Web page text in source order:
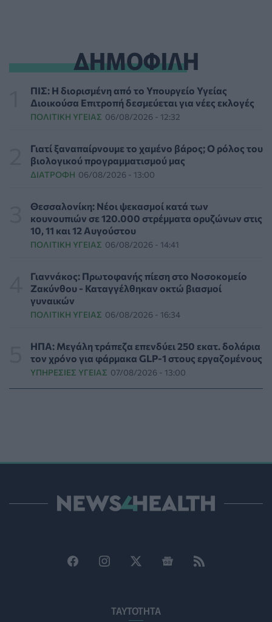
Τι μπορεί να μας διδάξει η νέα ταινία του Spider-Man
για την απώλεια και το πένθος
ΨΥΧΙΚΉ ΥΓΕΊΑ 07/08/2026 - 18:11
την ενίσχυση της βιοασφάλειας από το ΥΠΑΑΤ
ΕΠΙΚΑΙΡΌΤΗΤΑ 07/08/2026 - 17:42
και στα φάρμακα
ΥΓΕΊΑ 07/08/2026 - 17:17
Πέθανε στα 26 της η influencer Σίντνεϊ Τάουλ που
καρκίνο
ΕΠΙΚΑΙΡΌΤΗΤΑ 07/08/2026 - 16:41
Απώλεια βάρους: Οι τρεις παράγοντες που κρίνουν το
ΔΙΑΤΡΟΦΉ 07/08/2026 - 16:16
Ο ΙΣΑ συνιστά τη λήψη σχολαστικών μέτρων ατομικής
προστασίας από τον ιό του Δυτικού Νείλου
ρίχνουν φως στις "φιλίες" μεταξύ διαφορετικών ειδών
Σισμανογλείου στις πρωινές εφημερίες της Αττικής
Ηλεκτρικά πατίνια: 3,5 φορές μεγαλύτερος ο κίνδυνος
σοβαρής εγκεφαλικής κάκωσης
ΔΗΜΟΦΙΛΗ
ΠΙΣ: Η διορισμένη από το Υπουργείο Υγείας
Διοικούσα Επιτροπή δεσμεύεται για νέες εκλογές
ΠΟΛΙΤΙΚΉ ΥΓΕΊΑΣ 06/08/2026 - 12:32
Γιατί ξαναπαίρνουμε το χαμένο βάρος; Ο ρόλος του
βιολογικού προγραμματισμού μας
ΔΙΑΤΡΟΦΉ 06/08/2026 - 13:00
Θεσσαλονίκη: Νέοι ψεκασμοί κατά των
κουνουπιών σε 120.000 στρέμματα ορυζώνων στις
10, 11 και 12 Αυγούστου
ΠΟΛΙΤΙΚΉ ΥΓΕΊΑΣ 06/08/2026 - 14:41
Γιαννάκος: Πρωτοφανής πίεση στο Νοσοκομείο
Ζακύνθου - Καταγγέλθηκαν οκτώ βιασμοί
γυναικών
ΠΟΛΙΤΙΚΉ ΥΓΕΊΑΣ 06/08/2026 - 16:34
ΗΠΑ: Μεγάλη τράπεζα επενδύει 250 εκατ. δολάρια
τον χρόνο για φάρμακα GLP-1 στους εργαζομένους
ΥΠΗΡΕΣΊΕΣ ΥΓΕΊΑΣ 07/08/2026 - 13:00
ΤΑΥΤΟΤΗΤΑ